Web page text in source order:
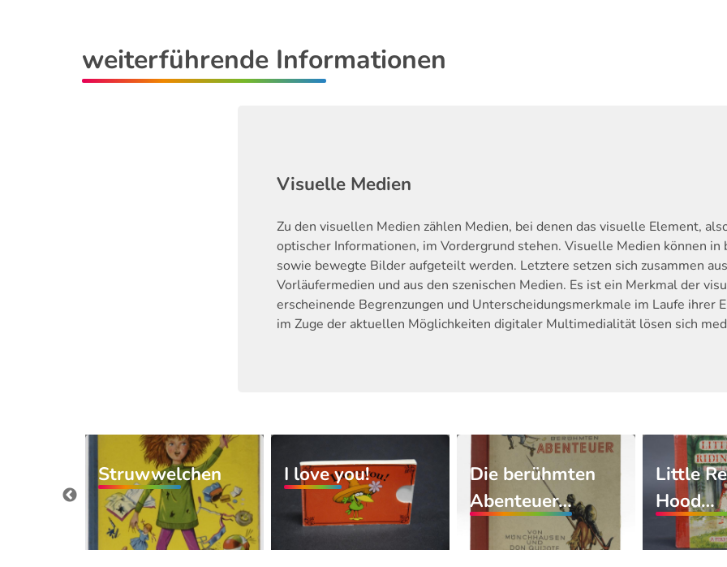
weiterführende Informationen
Visuelle Medien
Zu den visuellen Medien zählen Medien, bei denen das visuelle Element,
optischer Informationen, im Vordergrund stehen. Visuelle Medien können
sowie bewegte Bilder aufgeteilt werden. Letztere setzen sich zusammen
Vorläufermedien und aus den szenischen Medien. Es ist ein Merkmal der
erscheinende Begrenzungen und Unterscheidungsmerkmale im Laufe ihrer
im Zuge der aktuellen Möglichkeiten digitaler Multimedialität lösen sich
Struwwelchen I love you!
Die berühmten
Abenteuer…
Little
Hood…